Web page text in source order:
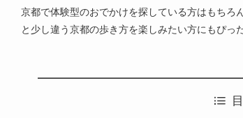
京都で体験型のおでかけを探している方はもちろ
と少し違う京都の歩き方を楽しみたい方にもぴっ